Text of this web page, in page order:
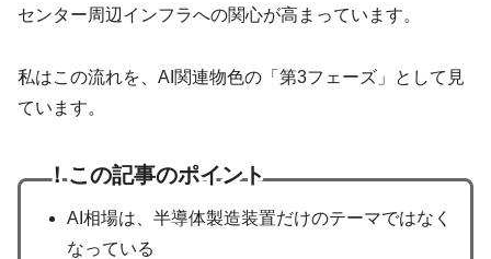
センター周辺インフラへの関心が高まっています。
私はこの流れを、AI関連物色の「第3フェーズ」として見
ています。
！この記事のポイント
AI相場は、半導体製造装置だけのテーマではなく
なっている